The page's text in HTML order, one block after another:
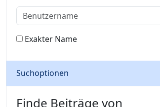
Exakter Name
Suchoptionen
Finde Beiträge von